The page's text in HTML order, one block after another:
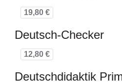
19,80 €
Deutsch-Checker
12,80 €
Deutschdidaktik